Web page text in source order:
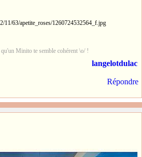
Minito te semble cohérent \o/ !
langelotdulac
Répondre